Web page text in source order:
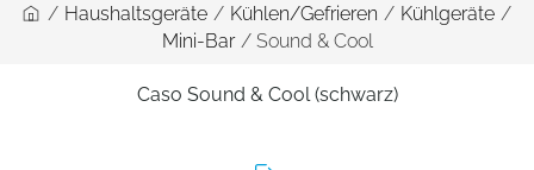
/ Haushaltsgeräte / Kühlen/Gefrieren / Kühlgeräte /
Mini-Bar / Sound & Cool
Caso Sound & Cool (schwarz)